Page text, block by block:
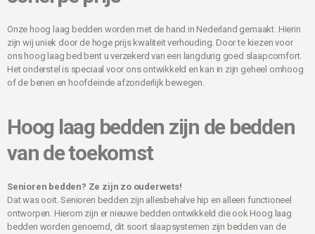
Onze hoog laag bedden worden met de hand in Nederland gemaakt. Hierin
zijn wij uniek door de hoge prijs kwaliteit verhouding. Door te kiezen voor
ons hoog laag bed bent u verzekerd van een langdurig goed slaapcomfort.
Het onderstel is speciaal voor ons ontwikkeld en kan in zijn geheel omhoog
of de benen en hoofdeinde afzonderlijk bewegen.
Hoog laag bedden zijn de bedden
van de toekomst
Senioren bedden? Ze zijn zo ouderwets!
Dat was ooit. Senioren bedden zijn allesbehalve hip en alleen functioneel
ontworpen. Hierom zijn er nieuwe bedden ontwikkeld die ook Hoog laag
bedden worden genoemd, dit soort slaapsystemen zijn bedden van de